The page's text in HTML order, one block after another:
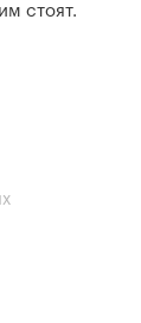
стоят.